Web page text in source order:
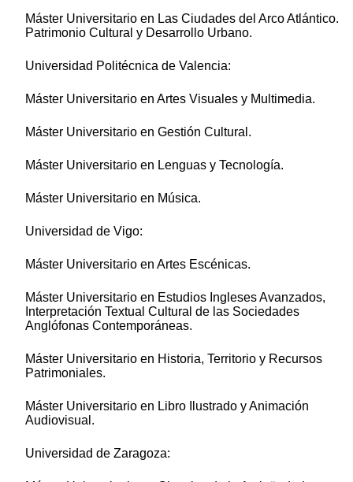
Máster Universitario en Las Ciudades del Arco Atlántico.
Patrimonio Cultural y Desarrollo Urbano.
Universidad Politécnica de Valencia:
Máster Universitario en Artes Visuales y Multimedia.
Máster Universitario en Gestión Cultural.
Máster Universitario en Lenguas y Tecnología.
Máster Universitario en Música.
Universidad de Vigo:
Máster Universitario en Artes Escénicas.
Máster Universitario en Estudios Ingleses Avanzados,
Interpretación Textual Cultural de las Sociedades
Anglófonas Contemporáneas.
Máster Universitario en Historia, Territorio y Recursos
Patrimoniales.
Máster Universitario en Libro Ilustrado y Animación
Audiovisual.
Universidad de Zaragoza: